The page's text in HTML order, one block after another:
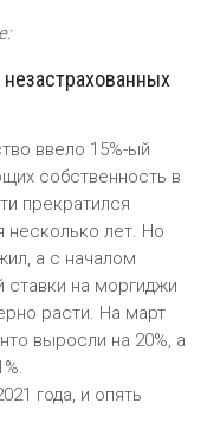
ввело 15%-ый
собственность в
прекратился
лет. Но
а с началом
ставки на моргиджи
расти. На март
выросли на 20%, а
года, и опять